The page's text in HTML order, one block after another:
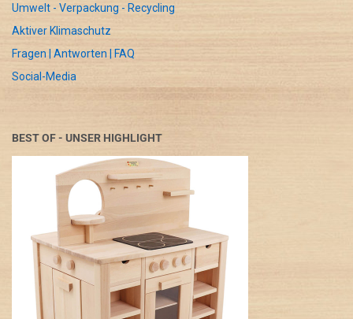
Umwelt - Verpackung - Recycling
Aktiver Klimaschutz
Fragen | Antworten | FAQ
Social-Media
BEST OF - UNSER HIGHLIGHT